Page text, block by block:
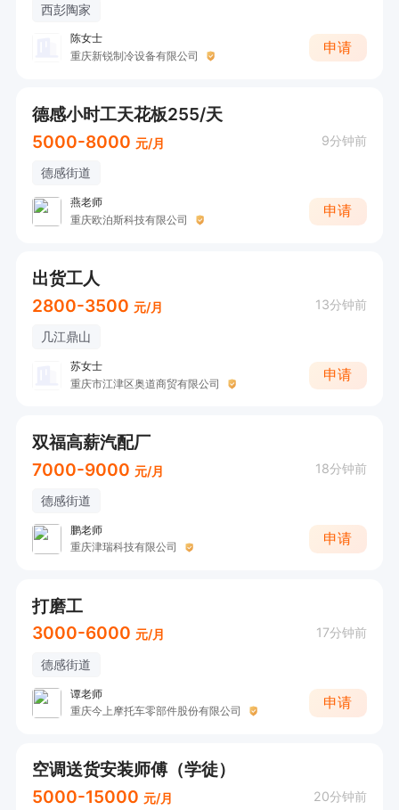
西彭陶家
陈女士
重庆新锐制冷设备有限公司
申请
德感小时工天花板255/天
5000-8000 元/月 9分钟前
德感街道
燕老师
重庆欧泊斯科技有限公司
申请
出货工人
2800-3500 元/月 13分钟前
几江鼎山
苏女士
重庆市江津区奥道商贸有限公司
申请
双福高薪汽配厂
7000-9000 元/月 18分钟前
德感街道
鹏老师
重庆津瑞科技有限公司
申请
打磨工
3000-6000 元/月 17分钟前
德感街道
谭老师
重庆今上摩托车零部件股份有限公司
申请
空调送货安装师傅（学徒）
5000-15000 元/月 20分钟前